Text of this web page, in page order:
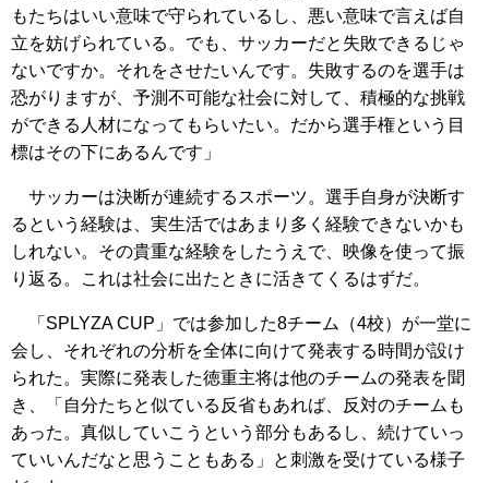
もたちはいい意味で守られているし、悪い意味で言えば自
立を妨げられている。でも、サッカーだと失敗できるじゃ
ないですか。それをさせたいんです。失敗するのを選手は
恐がりますが、予測不可能な社会に対して、積極的な挑戦
ができる人材になってもらいたい。だから選手権という目
標はその下にあるんです」
サッカーは決断が連続するスポーツ。選手自身が決断す
るという経験は、実生活ではあまり多く経験できないかも
しれない。その貴重な経験をしたうえで、映像を使って振
り返る。これは社会に出たときに活きてくるはずだ。
「SPLYZA CUP」では参加した8チーム（4校）が一堂に
会し、それぞれの分析を全体に向けて発表する時間が設け
られた。実際に発表した徳重主将は他のチームの発表を聞
き、「自分たちと似ている反省もあれば、反対のチームも
あった。真似していこうという部分もあるし、続けていっ
ていいんだなと思うこともある」と刺激を受けている様子